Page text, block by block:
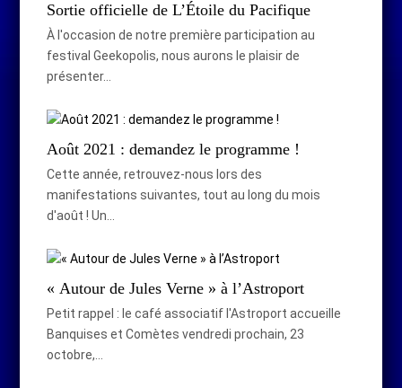
Sortie officielle de L’Étoile du Pacifique
À l'occasion de notre première participation au
festival Geekopolis, nous aurons le plaisir de
présenter…
Août 2021 : demandez le programme !
Cette année, retrouvez-nous lors des
manifestations suivantes, tout au long du mois
d'août ! Un…
« Autour de Jules Verne » à l’Astroport
Petit rappel : le café associatif l'Astroport accueille
Banquises et Comètes vendredi prochain, 23
octobre,…